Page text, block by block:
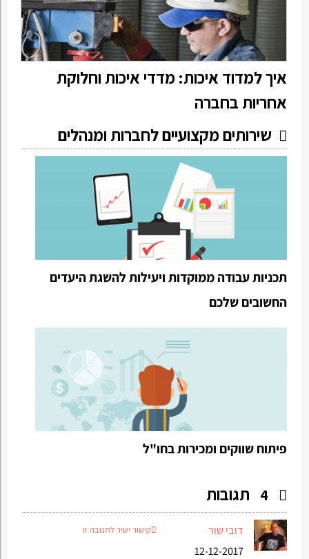
איך למדוד איכות: מדדי איכות וחלוקת
אחריות בחברה
שירותים מקצועיים לחברות ומנהלים
תכניות עבודה ממוקדות ויעילות להשגת היעדים
החשובים שלכם
פיתוח שווקים ומכירות בחו"ל
4 תגובות
דובי שור
12-12-2017
קישור ישיר לתגובה זו